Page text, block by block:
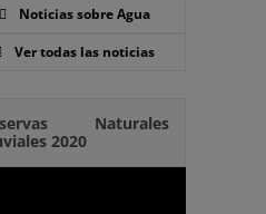
Noticias sobre Agua
Ver todas las noticias
Naturales
2020